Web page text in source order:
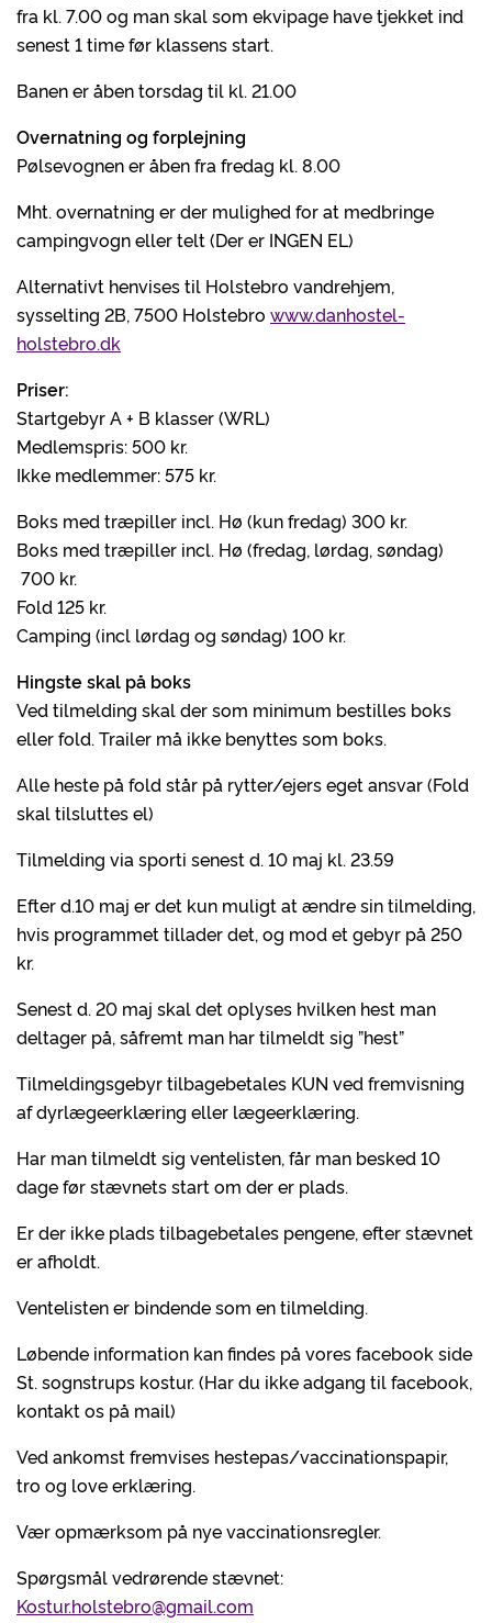
fra kl. 7.00 og man skal som ekvipage have tjekket ind
senest 1 time før klassens start.
Banen er åben torsdag til kl. 21.00
Overnatning og forplejning
Pølsevognen er åben fra fredag kl. 8.00
Mht. overnatning er der mulighed for at medbringe
campingvogn eller telt (Der er INGEN EL)
Alternativt henvises til Holstebro vandrehjem,
sysselting 2B, 7500 Holstebro www.danhostel-
holstebro.dk
Priser:
Startgebyr A + B klasser (WRL)
Medlemspris: 500 kr.
Ikke medlemmer: 575 kr.
Boks med træpiller incl. Hø (kun fredag) 300 kr.
Boks med træpiller incl. Hø (fredag, lørdag, søndag)
700 kr.
Fold 125 kr.
Camping (incl lørdag og søndag) 100 kr.
Hingste skal på boks
Ved tilmelding skal der som minimum bestilles boks
eller fold. Trailer må ikke benyttes som boks.
Alle heste på fold står på rytter/ejers eget ansvar (Fold
skal tilsluttes el)
Tilmelding via sporti senest d. 10 maj kl. 23.59
Efter d.10 maj er det kun muligt at ændre sin tilmelding,
hvis programmet tillader det, og mod et gebyr på 250
kr.
Senest d. 20 maj skal det oplyses hvilken hest man
deltager på, såfremt man har tilmeldt sig ”hest”
Tilmeldingsgebyr tilbagebetales KUN ved fremvisning
af dyrlægeerklæring eller lægeerklæring.
Har man tilmeldt sig ventelisten, får man besked 10
dage før stævnets start om der er plads.
Er der ikke plads tilbagebetales pengene, efter stævnet
er afholdt.
Ventelisten er bindende som en tilmelding.
Løbende information kan findes på vores facebook side
St. sognstrups kostur. (Har du ikke adgang til facebook,
kontakt os på mail)
Ved ankomst fremvises hestepas/vaccinationspapir,
tro og love erklæring.
Vær opmærksom på nye vaccinationsregler.
Spørgsmål vedrørende stævnet:
Kostur.holstebro@gmail.com